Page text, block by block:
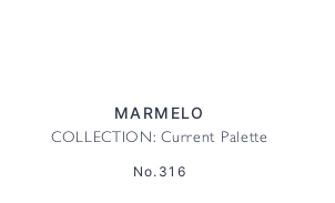
MARMELO
COLLECTION: Current Palette
No.316